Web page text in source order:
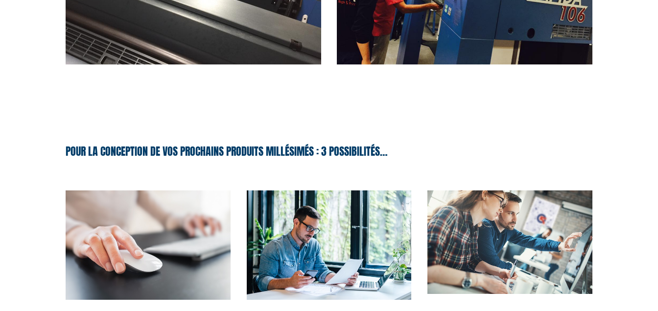
POUR LA CONCEPTION DE VOS PROCHAINS PRODUITS MILLÉSIMÉS : 3 POSSIBILITÉS…